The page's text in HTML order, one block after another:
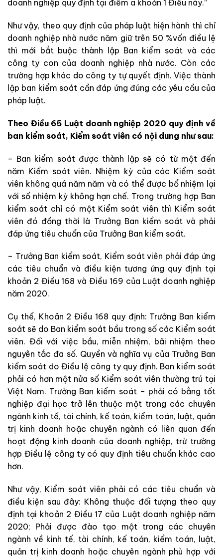
doanh nghiệp quy định tại điểm a khoản 1 Điều này.”
Như vậy, theo quy định của pháp luật hiện hành thì chỉ
doanh nghiệp nhà nước năm giữ trên 50 %vốn điều lệ
thì mới bắt buộc thành lập Ban kiểm soát và các
công ty con của doanh nghiệp nhà nước. Còn các
trường hợp khác do công ty tự quyết định. Việc thành
lập ban kiểm soát cần đáp ứng đúng các yêu cầu của
pháp luật.
Theo Điều 65 Luật doanh nghiệp 2020 quy định về
ban kiểm soát, Kiểm soát viên có nội dung như sau:
– Ban kiểm soát được thành lập sẽ có từ một đến
năm Kiểm soát viên. Nhiệm kỳ của các Kiểm soát
viên không quá năm năm và có thể được bổ nhiệm lại
với số nhiệm kỳ không hạn chế. Trong trường hợp Ban
kiểm soát chỉ có một Kiểm soát viên thì Kiểm soát
viên đó đồng thời là Trưởng Ban kiểm soát và phải
đáp ứng tiêu chuẩn của Trưởng Ban kiểm soát.
– Trưởng Ban kiểm soát, Kiểm soát viên phải đáp ứng
các tiêu chuẩn và điều kiện tương ứng quy định tại
khoản 2 Điều 168 và Điều 169 của Luật doanh nghiệp
năm 2020.
Cụ thể, Khoản 2 Điều 168 quy định: Trưởng Ban kiểm
soát sẽ do Ban kiểm soát bầu trong số các Kiểm soát
viên. Đối với việc bầu, miễn nhiệm, bãi nhiệm theo
nguyên tắc đa số. Quyền và nghĩa vụ của Trưởng Ban
kiểm soát do Điều lệ công ty quy định. Ban kiểm soát
phải có hơn một nửa số Kiểm soát viên thường trú tại
Việt Nam. Trưởng Ban kiểm soát – phải có bằng tốt
nghiệp đại học trở lên thuộc một trong các chuyên
ngành kinh tế, tài chính, kế toán, kiểm toán, luật, quản
trị kinh doanh hoặc chuyên ngành có liên quan đến
hoạt động kinh doanh của doanh nghiệp, trừ trường
hợp Điều lệ công ty có quy định tiêu chuẩn khác cao
hơn.
Như vậy, Kiểm soát viên phải có các tiêu chuẩn và
điều kiện sau đây: Không thuộc đối tượng theo quy
định tại khoản 2 Điều 17 của Luật doanh nghiệp năm
2020; Phải được đào tạo một trong các chuyên
ngành về kinh tế, tài chính, kế toán, kiểm toán, luật,
quản trị kinh doanh hoặc chuyên ngành phù hợp với